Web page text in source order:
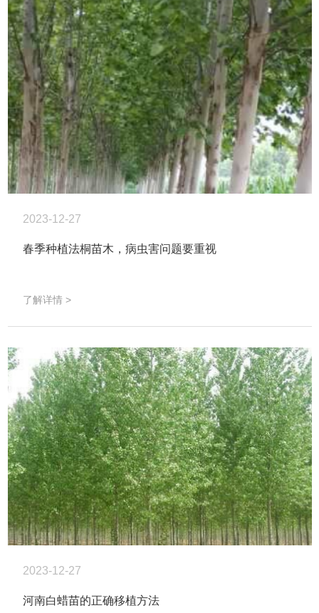
2023-12-27
春季种植法桐苗木，病虫害问题要重视
了解详情 >
2023-12-27
河南白蜡苗的正确移植方法